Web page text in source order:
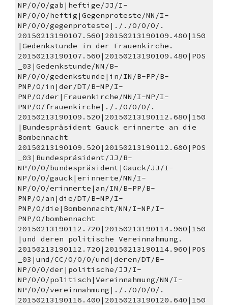
NP/O/O/gab|heftige/JJ/I-
NP/O/O/heftig|Gegenproteste/NN/I-
NP/O/O/gegenproteste|././O/O/O/.
20150213190107.560|20150213190109.480|150
|Gedenkstunde in der Frauenkirche.
20150213190107.560|20150213190109.480|POS
_03|Gedenkstunde/NN/B-
NP/O/O/gedenkstunde|in/IN/B-PP/B-
PNP/O/in|der/DT/B-NP/I-
PNP/O/der|Frauenkirche/NN/I-NP/I-
PNP/O/frauenkirche|././O/O/O/.
20150213190109.520|20150213190112.680|150
|Bundespräsident Gauck erinnerte an die
Bombennacht
20150213190109.520|20150213190112.680|POS
_03|Bundespräsident/JJ/B-
NP/O/O/bundespräsident|Gauck/JJ/I-
NP/O/O/gauck|erinnerte/NN/I-
NP/O/O/erinnerte|an/IN/B-PP/B-
PNP/O/an|die/DT/B-NP/I-
PNP/O/die|Bombennacht/NN/I-NP/I-
PNP/O/bombennacht
20150213190112.720|20150213190114.960|150
|und deren politische Vereinnahmung.
20150213190112.720|20150213190114.960|POS
_03|und/CC/O/O/O/und|deren/DT/B-
NP/O/O/der|politische/JJ/I-
NP/O/O/politisch|Vereinnahmung/NN/I-
NP/O/O/vereinnahmung|././O/O/O/.
20150213190116.400|20150213190120.640|150